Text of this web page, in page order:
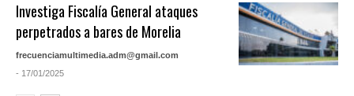
Investiga Fiscalía General ataques
perpetrados a bares de Morelia
frecuenciamultimedia.adm@gmail.com
- 17/01/2025